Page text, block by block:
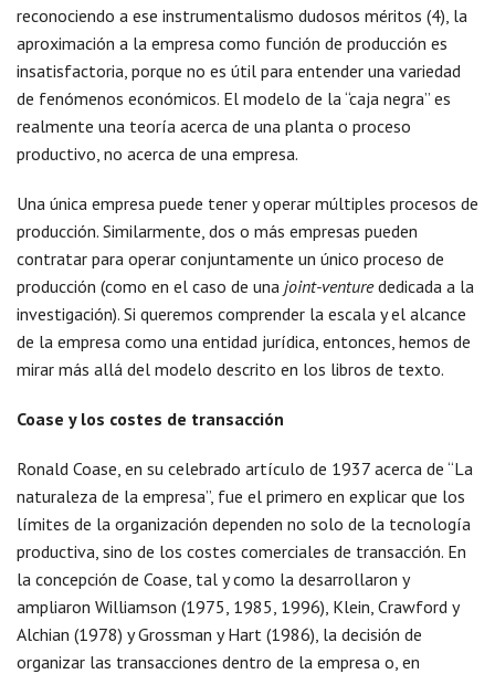
reconociendo a ese instrumentalismo dudosos méritos (4), la
aproximación a la empresa como función de producción es
insatisfactoria, porque no es útil para entender una variedad
de fenómenos económicos. El modelo de la “caja negra” es
realmente una teoría acerca de una planta o proceso
productivo, no acerca de una empresa.
Una única empresa puede tener y operar múltiples procesos de
producción. Similarmente, dos o más empresas pueden
contratar para operar conjuntamente un único proceso de
producción (como en el caso de una joint-venturededicada a la
investigación). Si queremos comprender la escala y el alcance
de la empresa como una entidad jurídica, entonces, hemos de
mirar más allá del modelo descrito en los libros de texto.
Coase y los costes de transacción
Ronald Coase, en su celebrado artículo de 1937 acerca de “La
naturaleza de la empresa”, fue el primero en explicar que los
límites de la organización dependen no solo de la tecnología
productiva, sino de los costes comerciales de transacción. En
la concepción de Coase, tal y como la desarrollaron y
ampliaron Williamson (1975, 1985, 1996), Klein, Crawford y
Alchian (1978) y Grossman y Hart (1986), la decisión de
organizar las transacciones dentro de la empresa o, en